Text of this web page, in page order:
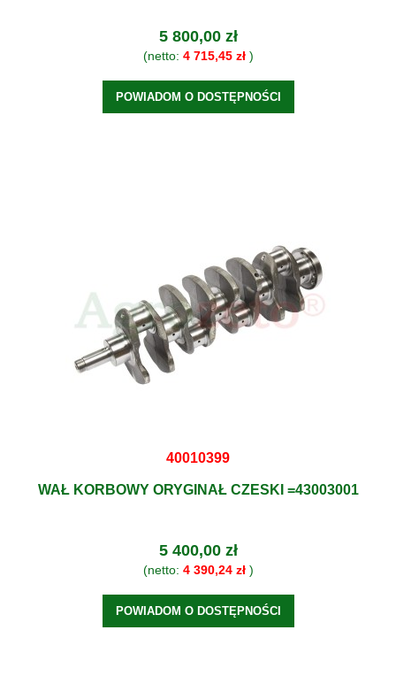
5 800,00 zł
(netto: 4 715,45 zł)
POWIADOM O DOSTĘPNOŚCI
40010399
WAŁ KORBOWY ORYGINAŁ CZESKI =43003001
5 400,00 zł
(netto: 4 390,24 zł)
POWIADOM O DOSTĘPNOŚCI